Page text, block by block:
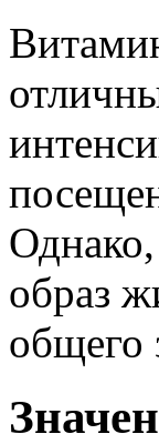
образ
общего